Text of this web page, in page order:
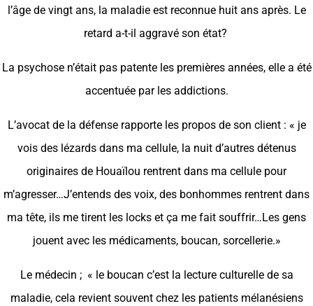
l’âge de vingt ans, la maladie est reconnue huit ans après. Le
retard a-t-il aggravé son état?
La psychose n’était pas patente les premières années, elle a été
accentuée par les addictions.
L’avocat de la défense rapporte les propos de son client : « je
vois des lézards dans ma cellule, la nuit d’autres détenus
originaires de Houaïlou rentrent dans ma cellule pour
m’agresser…J’entends des voix, des bonhommes rentrent dans
ma tête, ils me tirent les locks et ça me fait souffrir…Les gens
jouent avec les médicaments, boucan, sorcellerie.»
Le médecin ; « le boucan c’est la lecture culturelle de sa
maladie, cela revient souvent chez les patients mélanésiens